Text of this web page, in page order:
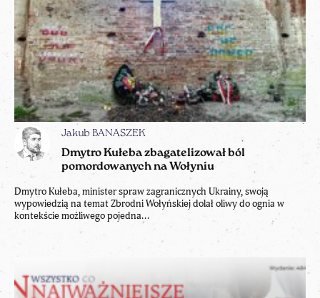
Jakub BANASZEK
Dmytro Kułeba zbagatelizował ból
pomordowanych na Wołyniu
Dmytro Kułeba, minister spraw zagranicznych Ukrainy, swoją
wypowiedzią na temat Zbrodni Wołyńskiej dolał oliwy do ognia w
kontekście możliwego pojedna...